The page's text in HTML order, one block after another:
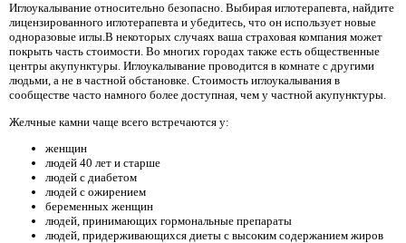
Иглоукалывание относительно безопасно. Выбирая иглотерапевта, найдите
лицензированного иглотерапевта и убедитесь, что он использует новые
одноразовые иглы.В некоторых случаях ваша страховая компания может
покрыть часть стоимости. Во многих городах также есть общественные
центры акупунктуры. Иглоукалывание проводится в комнате с другими
людьми, а не в частной обстановке. Стоимость иглоукалывания в
сообществе часто намного более доступная, чем у частной акупунктуры.
Желчные камни чаще всего встречаются у:
женщин
людей 40 лет и старше
людей с диабетом
людей с ожирением
беременных женщин
людей, принимающих гормональные препараты
людей, придерживающихся диеты с высоким содержанием жиров